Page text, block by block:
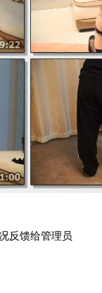
反馈给管理员